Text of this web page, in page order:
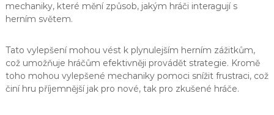
mechaniky, které mění způsob, jakým hráči interagují s
herním světem.
Tato vylepšení mohou vést k plynulejším herním zážitkům,
což umožňuje hráčům efektivněji provádět strategie. Kromě
toho mohou vylepšené mechaniky pomoci snížit frustraci, což
činí hru příjemnější jak pro nové, tak pro zkušené hráče.